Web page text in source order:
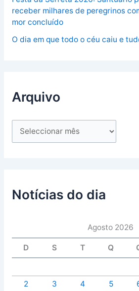
receber milhares de peregrinos
mor concluído
O dia em que todo o céu caiu e
Arquivo
Notícias do dia
Agosto 2026
D S T Q
2
3 4 5